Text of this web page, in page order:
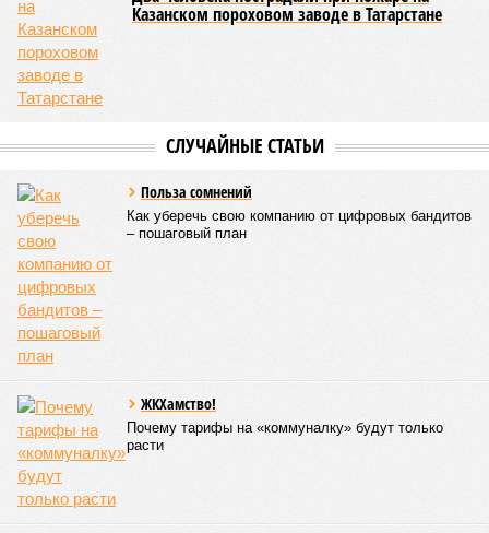
определён?
Митингии палаточные лагеря у объекта в
2025–2026 годах, похоже, не изменили ситуацию.
последние месяцы в личном общении нам перестали
называть даже ориентировочные сроки»
Казалось бы, формально ответственность по
достраиванию объекта распределена. Seven Suns
Development – банкрот, часть его структур признана
несостоятельной ещё в 2024 году, бенефициар компании
находится под следствием по ст. 200.3 УК РФ. Достройку
проблемных объектов группы – «Станции Л», «Сказочного
леса» и «В стремлении к свету», согласно информации на
сайтах Capital Group, осенью 2024 г. взяла на себя. Два из
трёх объектов уже сданы или близки к сдаче. Третий –
«Станция Л», крупнейший по числу пострадавших
остаётся стройплощадкой без стройки. Возникает вопрос:
распространяется ли договорённость 2024 года на
«Станцию Л» в полном объёме или приоритет отдан
объектам мешей сложности и меньшего масштаба?